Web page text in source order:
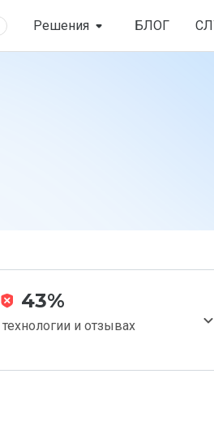
Решения БЛОГ
43%
и отзывах